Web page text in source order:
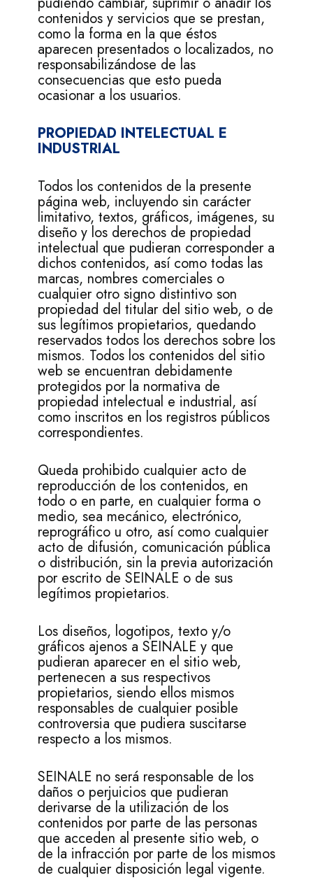
contenidos y servicios que se prestan,
como la forma en la que éstos
aparecen presentados o localizados, no
responsabilizándose de las
consecuencias que esto pueda
ocasionar a los usuarios.
PROPIEDAD INTELECTUAL E
INDUSTRIAL
Todos los contenidos de la presente
página web, incluyendo sin carácter
limitativo, textos, gráficos, imágenes, su
diseño y los derechos de propiedad
intelectual que pudieran corresponder a
dichos contenidos, así como todas las
marcas, nombres comerciales o
cualquier otro signo distintivo son
propiedad del titular del sitio web, o de
sus legítimos propietarios, quedando
reservados todos los derechos sobre los
mismos. Todos los contenidos del sitio
web se encuentran debidamente
protegidos por la normativa de
propiedad intelectual e industrial, así
como inscritos en los registros públicos
correspondientes.
Queda prohibido cualquier acto de
reproducción de los contenidos, en
todo o en parte, en cualquier forma o
medio, sea mecánico, electrónico,
reprográfico u otro, así como cualquier
acto de difusión, comunicación pública
o distribución, sin la previa autorización
por escrito de SEINALE o de sus
legítimos propietarios.
Los diseños, logotipos, texto y/o
gráficos ajenos a SEINALE y que
pudieran aparecer en el sitio web,
pertenecen a sus respectivos
propietarios, siendo ellos mismos
responsables de cualquier posible
controversia que pudiera suscitarse
respecto a los mismos.
SEINALE no será responsable de los
daños o perjuicios que pudieran
derivarse de la utilización de los
contenidos por parte de las personas
que acceden al presente sitio web, o
de la infracción por parte de los mismos
de cualquier disposición legal vigente.